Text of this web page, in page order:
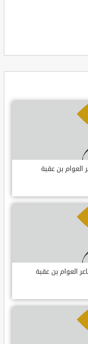
العوام بن عقبة
العوام بن عقبة